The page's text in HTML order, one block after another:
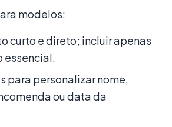
modelos:
curto e direto; incluir apenas
essencial.
para personalizar nome,
ou data da